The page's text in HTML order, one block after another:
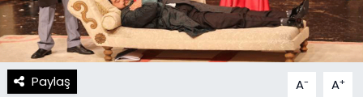
Paylaş A- A+
İletişim